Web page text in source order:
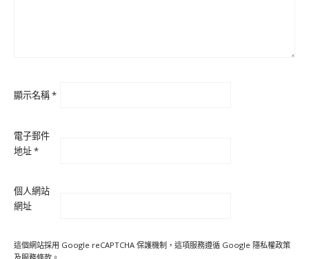
顯示名稱*
電子郵件
地址*
個人網站
網址
這個網站採用 Google reCAPTCHA 保護機制，這項服務遵循 Google 隱私權政策